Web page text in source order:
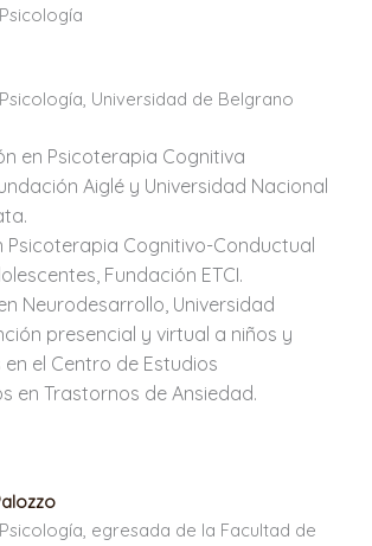
Universidad de Belgrano
en Psicoterapia Cognitiva
Aiglé y Universidad Nacional
Psicoterapia Cognitivo-Conductual
Fundación ETCI.
Neurodesarrollo, Universidad
presencial y virtual a niños y
el Centro de Estudios
en Trastornos de Ansiedad.
egresada de la Facultad de